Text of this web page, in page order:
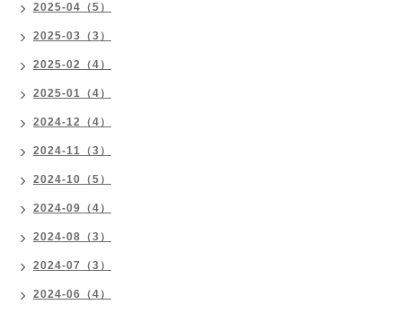
2025-04（5）
2025-03（3）
2025-02（4）
2025-01（4）
2024-12（4）
2024-11（3）
2024-10（5）
2024-09（4）
2024-08（3）
2024-07（3）
2024-06（4）